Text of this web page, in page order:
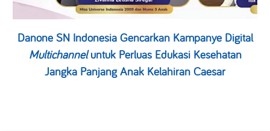
Danone SN Indonesia Gencarkan Kampanye Digital
Multichanneluntuk Perluas Edukasi Kesehatan
Jangka Panjang Anak Kelahiran Caesar